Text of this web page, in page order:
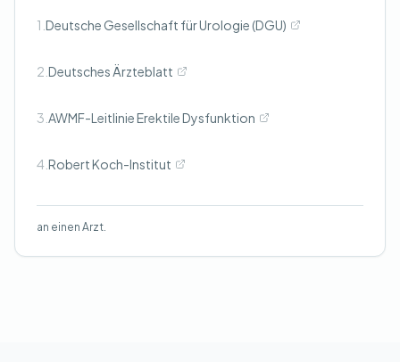
1. Deutsche Gesellschaft für Urologie (DGU)
2. Deutsches Ärzteblatt
3. AWMF-Leitlinie Erektile Dysfunktion
4. Robert Koch-Institut
an einen Arzt.